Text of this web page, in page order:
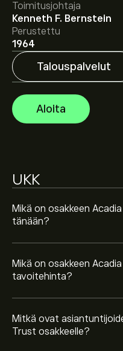
Toimitusjohtaja
Kenneth F. Bernstein
Perustettu
1964
Talouspalvelut
Aloita
UKK
Mikä on osakkeen
tänään?
Mikä on osakkeen
tavoitehinta?
Keskihinta osakkeelle
Luo tilieToroon
ja hintatavoitteet.
Mitkä ovat
Trust osakkeelle?
Asiantuntijoiden
osakkeelle perustuen
talousraportteihin ja
viimeisimmät ennusteet
hintamuutoksille.
Perustuen 3 analyytikon
on Kohtalainen Osta.